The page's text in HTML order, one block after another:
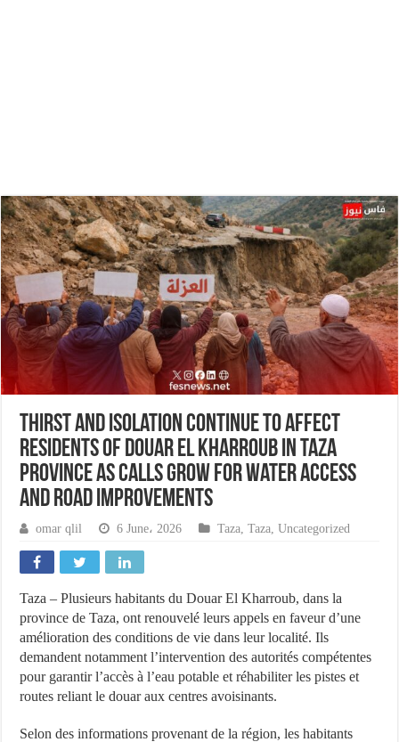
Thirst and Isolation Continue to Affect
Residents of Douar El Kharroub in Taza
Province as Calls Grow for Water Access
and Road Improvements
omar qlil 6 June، 2026 Taza ,Taza ,Uncategorized
Taza – Plusieurs habitants du Douar El Kharroub, dans la
province de Taza, ont renouvelé leurs appels en faveur d’une
amélioration des conditions de vie dans leur localité. Ils
demandent notamment l’intervention des autorités compétentes
pour garantir l’accès à l’eau potable et réhabiliter les pistes et
routes reliant le douar aux centres avoisinants.
Selon des informations provenant de la région, les habitants